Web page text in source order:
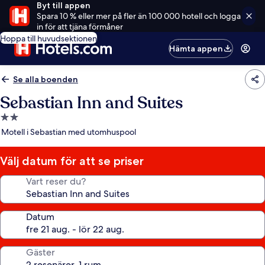
Byt till appen
Spara 10 % eller mer på fler än 100 000 hotell och logga
in för att tjäna förmåner
Hoppa till huvudsektionen
Hämta appen
Se alla boenden
Sebastian Inn and Suites
2.0-
stjärnigt
Motell i Sebastian med utomhuspool
Välj datum för att se priser
Vart reser du?
Datum
Gäster